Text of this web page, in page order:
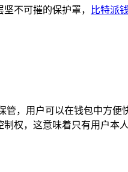
不可摧的保护罩，
比特派
，用户可以在钱包中方
权，这意味着只有用户本